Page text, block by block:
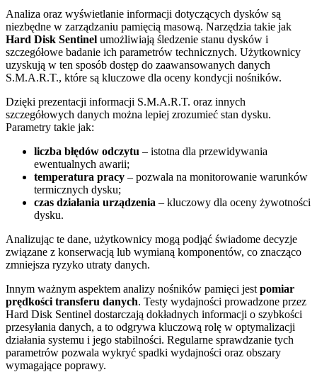
Analiza oraz wyświetlanie informacji dotyczących dysków są
niezbędne w zarządzaniu pamięcią masową. Narzędzia takie jak
Hard Disk Sentinel umożliwiają śledzenie stanu dysków i
szczegółowe badanie ich parametrów technicznych. Użytkownicy
uzyskują w ten sposób dostęp do zaawansowanych danych
S.M.A.R.T., które są kluczowe dla oceny kondycji nośników.
Dzięki prezentacji informacji S.M.A.R.T. oraz innych
szczegółowych danych można lepiej zrozumieć stan dysku.
Parametry takie jak:
liczba błędów odczytu – istotna dla przewidywania
ewentualnych awarii;
temperatura pracy – pozwala na monitorowanie warunków
termicznych dysku;
czas działania urządzenia – kluczowy dla oceny żywotności
dysku.
Analizując te dane, użytkownicy mogą podjąć świadome decyzje
związane z konserwacją lub wymianą komponentów, co znacząco
zmniejsza ryzyko utraty danych.
Innym ważnym aspektem analizy nośników pamięci jest pomiar
prędkości transferu danych. Testy wydajności prowadzone przez
Hard Disk Sentinel dostarczają dokładnych informacji o szybkości
przesyłania danych, a to odgrywa kluczową rolę w optymalizacji
działania systemu i jego stabilności. Regularne sprawdzanie tych
parametrów pozwala wykryć spadki wydajności oraz obszary
wymagające poprawy.